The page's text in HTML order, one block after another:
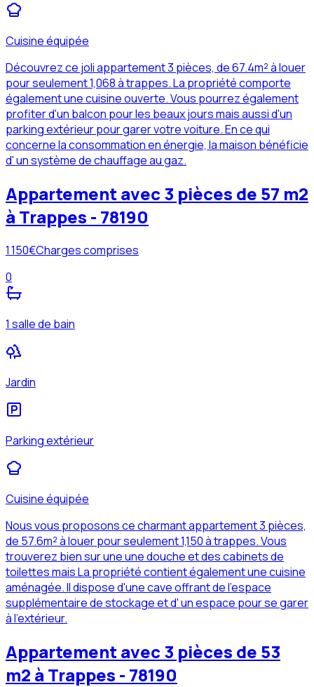
Cuisine équipée
Découvrez ce joli appartement 3 pièces, de 67.4m² à louer
pour seulement 1,068 à trappes. La propriété comporte
également une cuisine ouverte. Vous pourrez également
profiter d'un balcon pour les beaux jours mais aussi d'un
parking extérieur pour garer votre voiture. En ce qui
concerne la consommation en énergie, la maison bénéficie
d' un système de chauffage au gaz.
Appartement avec 3 pièces de 57 m2
à Trappes - 78190
1 150€Charges comprises
0
1 salle de bain
Jardin
Parking extérieur
Cuisine équipée
Nous vous proposons ce charmant appartement 3 pièces,
de 57.6m² à louer pour seulement 1,150 à trappes. Vous
trouverez bien sur une une douche et des cabinets de
toilettes mais La propriété contient également une cuisine
aménagée. Il dispose d'une cave offrant de l'espace
supplémentaire de stockage et d' un espace pour se garer
à l'extérieur.
Appartement avec 3 pièces de 53
m2 à Trappes - 78190